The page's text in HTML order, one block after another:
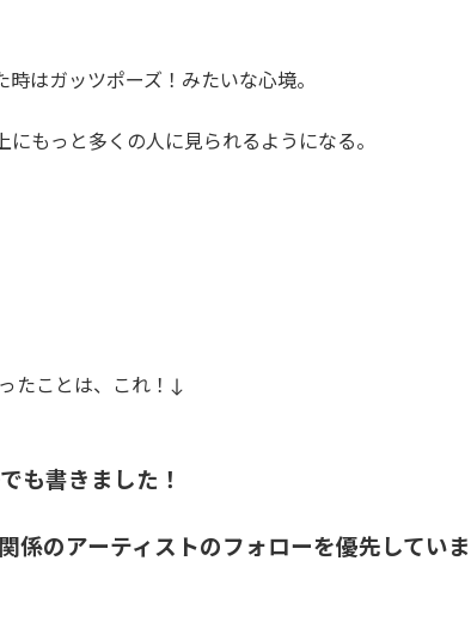
はガッツポーズ！みたいな心境。
もっと多くの人に見られるようになる。
たことは、これ！↓
も書きました！
係のアーティストのフォローを優先していま